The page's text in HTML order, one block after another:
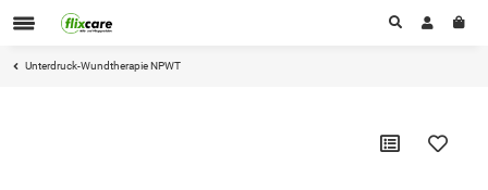
Unterdruck-Wundtherapie NPWT